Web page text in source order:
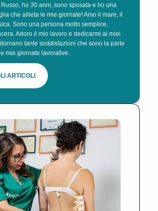
ho 30 anni, sono sposata e ho una
che allieta le mie giornate! Amo il mare, il
Sono una persona molto semplice,
Adoro il mio lavoro e dedicarmi ai miei
tante soddisfazioni che sono la parte
mie giornate lavorative.
ARTICOLI